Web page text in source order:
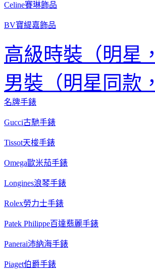
Celine賽琳飾品
BV寶緹嘉飾品
高級時裝（明星
男裝（明星同款
名牌手錶
Gucci古馳手錶
Tissot天梭手錶
Omega歐米茄手錶
Longines浪琴手錶
Rolex勞力士手錶
Patek Philippe百達翡麗手錶
Panerai沛納海手錶
Piaget伯爵手錶